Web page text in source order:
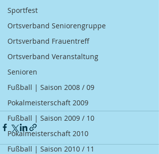
Sportfest
Ortsverband Seniorengruppe
Ortsverband Frauentreff
Ortsverband Veranstaltung
Senioren
Fußball | Saison 2008 / 09
Pokalmeisterschaft 2009
Fußball | Saison 2009 / 10
Pokalmeisterschaft 2010
Fußball | Saison 2010 / 11